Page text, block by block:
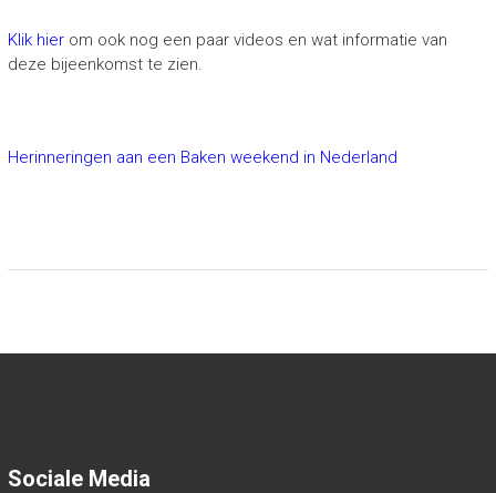
Klik hierom ook nog een paar videos en wat informatie van
deze bijeenkomst te zien.
Herinneringen aan een Baken weekend in Nederland
Sociale Media